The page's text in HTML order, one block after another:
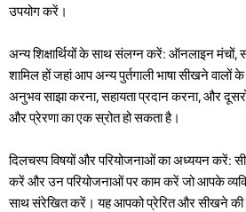
उपयोग करें।
अन्य शिक्षार्थियों के साथ संलग्न करें: ऑनलाइन मंचों,
शामिल हों जहां आप अन्य पुर्तगाली भाषा सीखने
अनुभव साझा करना, सहायता प्रदान करना, और
और प्रेरणा का एक स्रोत हो सकता है।
दिलचस्प विषयों और परियोजनाओं का अध्ययन करें:
करें और उन परियोजनाओं पर काम करें जो आपके
साथ संरेखित करें। यह आपको प्रेरित और सीखने की